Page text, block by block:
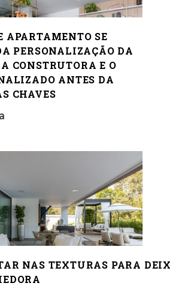
APARTAMENTO SE
PERSONALIZAÇÃO DA
CONSTRUTORA E O
ANTES DA
CHAVES
NAS TEXTURAS PARA